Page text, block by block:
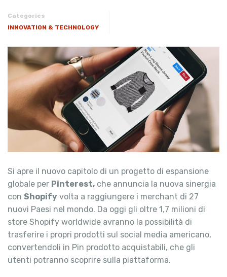
Categories
INNOVATION & TECHNOLOGY
Si apre il nuovo capitolo di un progetto di espansione
globale per Pinterest, che annuncia la nuova sinergia
con Shopify volta a raggiungere i merchant di 27
nuovi Paesi nel mondo. Da oggi gli oltre 1,7 milioni di
store Shopify worldwide avranno la possibilità di
trasferire i propri prodotti sul social media americano,
convertendoli in Pin prodotto acquistabili, che gli
utenti potranno scoprire sulla piattaforma.